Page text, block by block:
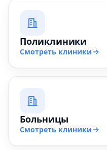
Поликлиники
Смотреть клиники
Больницы
Смотреть клиники